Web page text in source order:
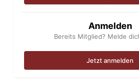
Anmelden
Bereits Mitglied? Melde
Jetzt anmelden